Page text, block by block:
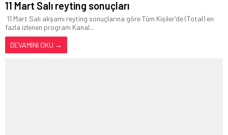
11 Mart Salı reyting sonuçları
11 Mart Salı akşamı reyting sonuçlarına göre Tüm Kişiler'de (Total) en
fazla izlenen program Kanal...
DEVAMINI OKU →